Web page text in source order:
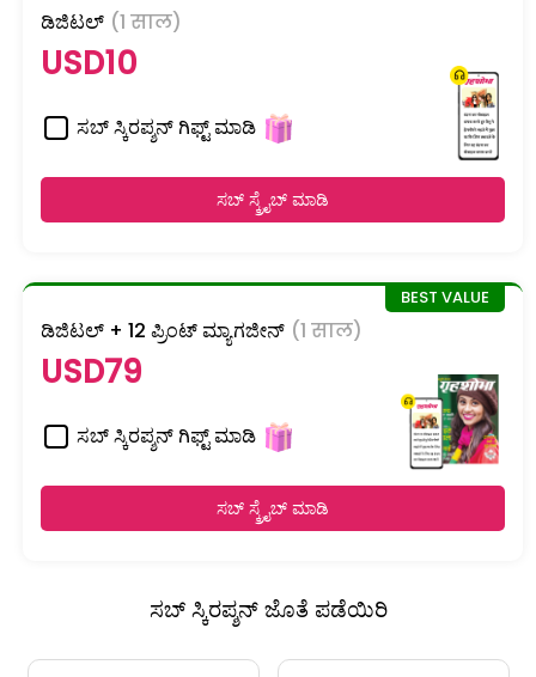
ಡಿಜಿಟಲ್ (1 साल)
USD10
ಸಬ್ ಸ್ಕಿರಪ್ಶನ್ ಗಿಫ್ಟ್ ಮಾಡಿ
ಸಬ್ ಸ್ಕ್ರೈಬ್ ಮಾಡಿ
ಡಿಜಿಟಲ್ + 12 ಪ್ರಿಂಟ್ ಮ್ಯಾಗಜೀನ್ (1 साल)
USD79
ಸಬ್ ಸ್ಕಿರಪ್ಶನ್ ಗಿಫ್ಟ್ ಮಾಡಿ
ಸಬ್ ಸ್ಕ್ರೈಬ್ ಮಾಡಿ
ಸಬ್ ಸ್ಕಿರಪ್ಶನ್ ಜೊತೆ ಪಡೆಯಿರಿ